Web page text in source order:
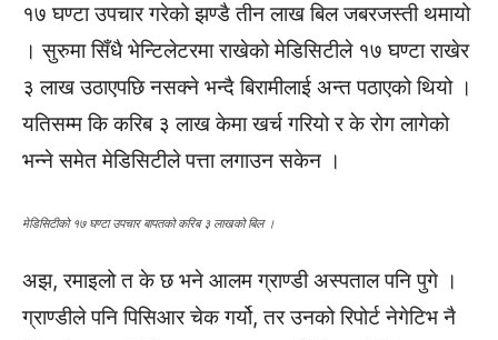
१७ घण्टा उपचार गरेको झण्डै तीन लाख बिल जबरजस्ती थमायो
। सुरुमा सिँधै भेन्टिलेटरमा राखेको मेडिसिटीले १७ घण्टा राखेर
३ लाख उठाएपछि नसक्ने भन्दै बिरामीलाई अन्त पठाएको थियो ।
यतिसम्म कि करिब ३ लाख केमा खर्च गरियो र के रोग लागेको
भन्ने समेत मेडिसिटीले पत्ता लगाउन सकेन ।
मेडिसिटीको १७ घण्टा उपचार बापतको करिब ३ लाखको बिल ।
अझ, रमाइलो त के छ भने आलम ग्राण्डी अस्पताल पनि पुगे ।
ग्राण्डीले पनि पिसिआर चेक गर्यो, तर उनको रिपोर्ट नेगेटिभ नै